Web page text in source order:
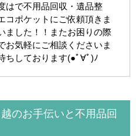
はで不用品回収・遺品整
コポケットにご依頼頂きま
ました！！またお困りの際
お気軽にご相談くださいま
ちしております(●ﾟ∀ﾟ)ﾉ
のお手伝いと不用品回